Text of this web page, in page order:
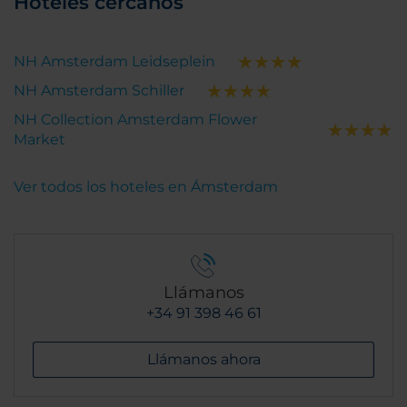
NH Amsterdam Leidseplein
NH Amsterdam Schiller
NH Collection Amsterdam Flower
Market
Ver todos los hoteles en Ámsterdam
Llámanos
+34 91 398 46 61
Llámanos ahora